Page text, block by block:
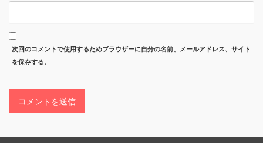
次回のコメントで使用するためブラウザーに自分の名前、メールアドレス、サイト
を保存する。